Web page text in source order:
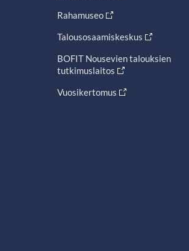
Rahamuseo
Talousosaamiskeskus
BOFIT Nousevien talouksien
tutkimuslaitos
Vuosikertomus